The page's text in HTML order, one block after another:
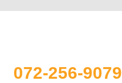
072-256-9079